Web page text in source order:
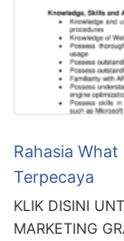
Rahasia
Terpecaya
KLIK DISINI
MARKETING